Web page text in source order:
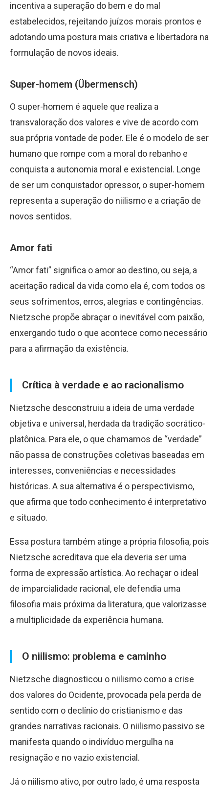
incentiva a superação do bem e do mal
estabelecidos, rejeitando juízos morais prontos e
adotando uma postura mais criativa e libertadora na
formulação de novos ideais.
Super-homem (Übermensch)
O super-homem é aquele que realiza a
transvaloração dos valores e vive de acordo com
sua própria vontade de poder. Ele é o modelo de ser
humano que rompe com a moral do rebanho e
conquista a autonomia moral e existencial. Longe
de ser um conquistador opressor, o super-homem
representa a superação do niilismo e a criação de
novos sentidos.
Amor fati
“Amor fati” significa o amor ao destino, ou seja, a
aceitação radical da vida como ela é, com todos os
seus sofrimentos, erros, alegrias e contingências.
Nietzsche propõe abraçar o inevitável com paixão,
enxergando tudo o que acontece como necessário
para a afirmação da existência.
Crítica à verdade e ao racionalismo
Nietzsche desconstruiu a ideia de uma verdade
objetiva e universal, herdada da tradição socrático-
platônica. Para ele, o que chamamos de “verdade”
não passa de construções coletivas baseadas em
interesses, conveniências e necessidades
históricas. A sua alternativa é o perspectivismo,
que afirma que todo conhecimento é interpretativo
e situado.
Essa postura também atinge a própria filosofia, pois
Nietzsche acreditava que ela deveria ser uma
forma de expressão artística. Ao rechaçar o ideal
de imparcialidade racional, ele defendia uma
filosofia mais próxima da literatura, que valorizasse
a multiplicidade da experiência humana.
O niilismo: problema e caminho
Nietzsche diagnosticou o niilismo como a crise
dos valores do Ocidente, provocada pela perda de
sentido com o declínio do cristianismo e das
grandes narrativas racionais. O niilismo passivo se
manifesta quando o indivíduo mergulha na
resignação e no vazio existencial.
Já o niilismo ativo, por outro lado, é uma resposta